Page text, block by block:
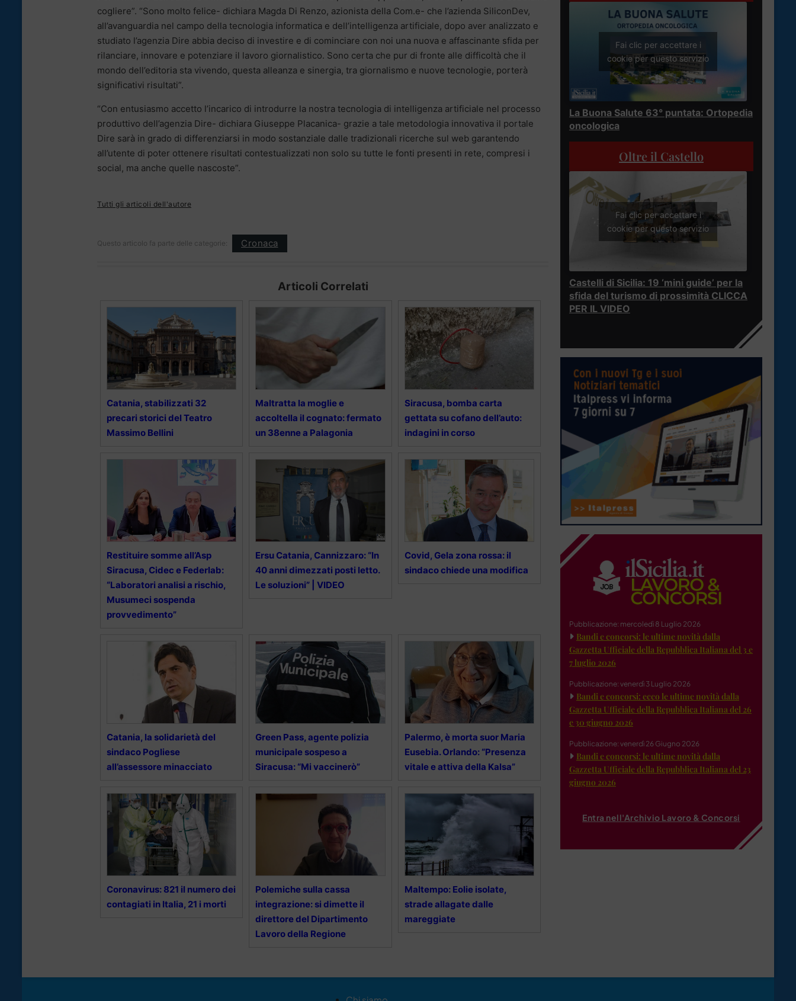
cogliere”. “Sono molto felice- dichiara Magda Di Renzo, azionista della Com.e- che l’azienda SiliconDev,
all’avanguardia nel campo della tecnologia informatica e dell’intelligenza artificiale, dopo aver analizzato e
studiato l’agenzia Dire abbia deciso di investire e di cominciare con noi una nuova e affascinante sfida per
rilanciare, innovare e potenziare il lavoro giornalistico. Sono certa che pur di fronte alle difficoltà che il
mondo dell’editoria sta vivendo, questa alleanza e sinergia, tra giornalismo e nuove tecnologie, porterà
significativi risultati”.
“Con entusiasmo accetto l’incarico di introdurre la nostra tecnologia di intelligenza artificiale nel processo
produttivo dell’agenzia Dire- dichiara Giuseppe Placanica- grazie a tale metodologia innovativa il portale
Dire sarà in grado di differenziarsi in modo sostanziale dalle tradizionali ricerche sul web garantendo
all’utente di poter ottenere risultati contestualizzati non solo su tutte le fonti presenti in rete, compresi i
social, ma anche quelle nascoste”.
Tutti gli articoli dell'autore
Questo articolo fa parte delle categorie: Cronaca
Articoli Correlati
Catania, stabilizzati 32
precari storici del Teatro
Massimo Bellini
Maltratta la moglie e
accoltella il cognato: fermato
un 38enne a Palagonia
Siracusa, bomba carta
gettata su cofano dell’auto:
indagini in corso
Restituire somme all’Asp
Siracusa, Cidec e Federlab:
“Laboratori analisi a rischio,
Musumeci sospenda
provvedimento”
Ersu Catania, Cannizzaro: “In
40 anni dimezzati posti letto.
Le soluzioni” | VIDEO
Covid, Gela zona rossa: il
sindaco chiede una modifica
Catania, la solidarietà del
sindaco Pogliese
all’assessore minacciato
Green Pass, agente polizia
municipale sospeso a
Siracusa: “Mi vaccinerò”
Palermo, è morta suor Maria
Eusebia. Orlando: “Presenza
vitale e attiva della Kalsa”
Coronavirus: 821 il numero dei
contagiati in Italia, 21 i morti
Polemiche sulla cassa
integrazione: si dimette il
direttore del Dipartimento
Lavoro della Regione
Maltempo: Eolie isolate,
strade allagate dalle
mareggiate
Fai clic per accettare i
cookie per questo servizio
La Buona Salute 63° puntata: Ortopedia
oncologica
Oltre il Castello
Fai clic per accettare i
cookie per questo servizio
Castelli di Sicilia: 19 ‘mini guide’ per la
sfida del turismo di prossimità CLICCA
PER IL VIDEO
Pubblicazione: mercoledì 8 Luglio 2026
Bandi e concorsi: le ultime novità dalla
Gazzetta Ufficiale della Repubblica Italiana del 3 e
7 luglio 2026
Pubblicazione: venerdì 3 Luglio 2026
Bandi e concorsi: ecco le ultime novità dalla
Gazzetta Ufficiale della Repubblica Italiana del 26
e 30 giugno 2026
Pubblicazione: venerdì 26 Giugno 2026
Bandi e concorsi: le ultime novità dalla
Gazzetta Ufficiale della Repubblica Italiana del 23
giugno 2026
Entra nell'Archivio Lavoro & Concorsi